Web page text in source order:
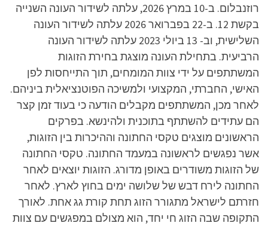
רוזנבלום. ב-10 במרץ 2026, עלתה לשידור העונה השנייה
בקשת 12. ב-22 בפברואר 2026 עלתה לשידור העונה
השלישית, וב- 13 ביולי 2023 עלתה לשידור העונה
הרביעית. בתחילת העונה מוצגת בחירת הזוגות
המשתתפים על ידי צוות המומחים, תוך התייחסות לפן
האישי, החברתי, המקצועי ולמשיכה הפוטנציאלית ביניהם.
לאחר מכן, המשתתפים מקבלים הודעה כי בעוד זמן קצר
הם עתידים להשתתף בתוכנית ולהינשא. בפרקים
הראשונים מוצגים טקסי החתונה וההיכרות בין הזוגות,
אשר נפגשים לראשונה במעמד החתונה. טקסי החתונה
של הזוגות משודרים באופן מדורג. הזוגות יוצאים לאחר
החתונה לירח דבש של שלושה ימים בחוץ לארץ. לאחר
חזרתם לישראל מתגורר הזוג תחת קורת גג אחת. לאורך
התקופה שבה הזוג חי יחד, הוא מצולם במפגשים עם צוות